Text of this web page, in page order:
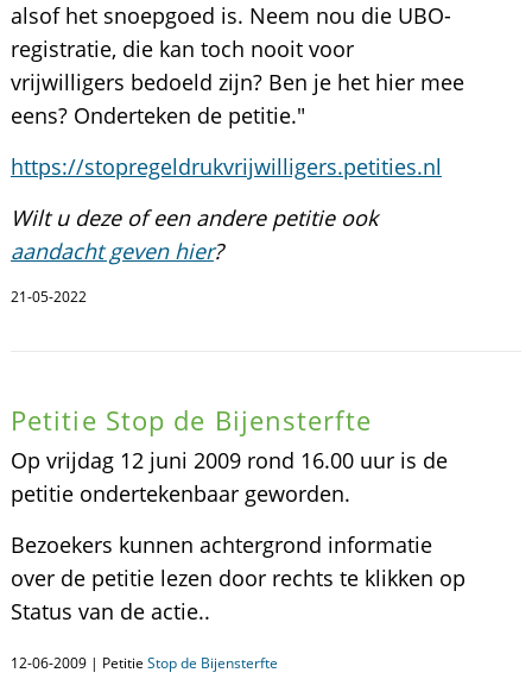
alsof het snoepgoed is. Neem nou die UBO-
registratie, die kan toch nooit voor
vrijwilligers bedoeld zijn? Ben je het hier mee
eens? Onderteken de petitie."
https://stopregeldrukvrijwilligers.petities.nl
Wilt u deze of een andere petitie ook
aandacht geven hier?
21-05-2022
Petitie Stop de Bijensterfte
Op vrijdag 12 juni 2009 rond 16.00 uur is de
petitie ondertekenbaar geworden.
Bezoekers kunnen achtergrond informatie
over de petitie lezen door rechts te klikken op
Status van de actie..
12-06-2009 | Petitie Stop de Bijensterfte